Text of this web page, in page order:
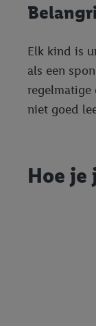
Elk kind is
als een
regelmatige
niet goed
Hoe